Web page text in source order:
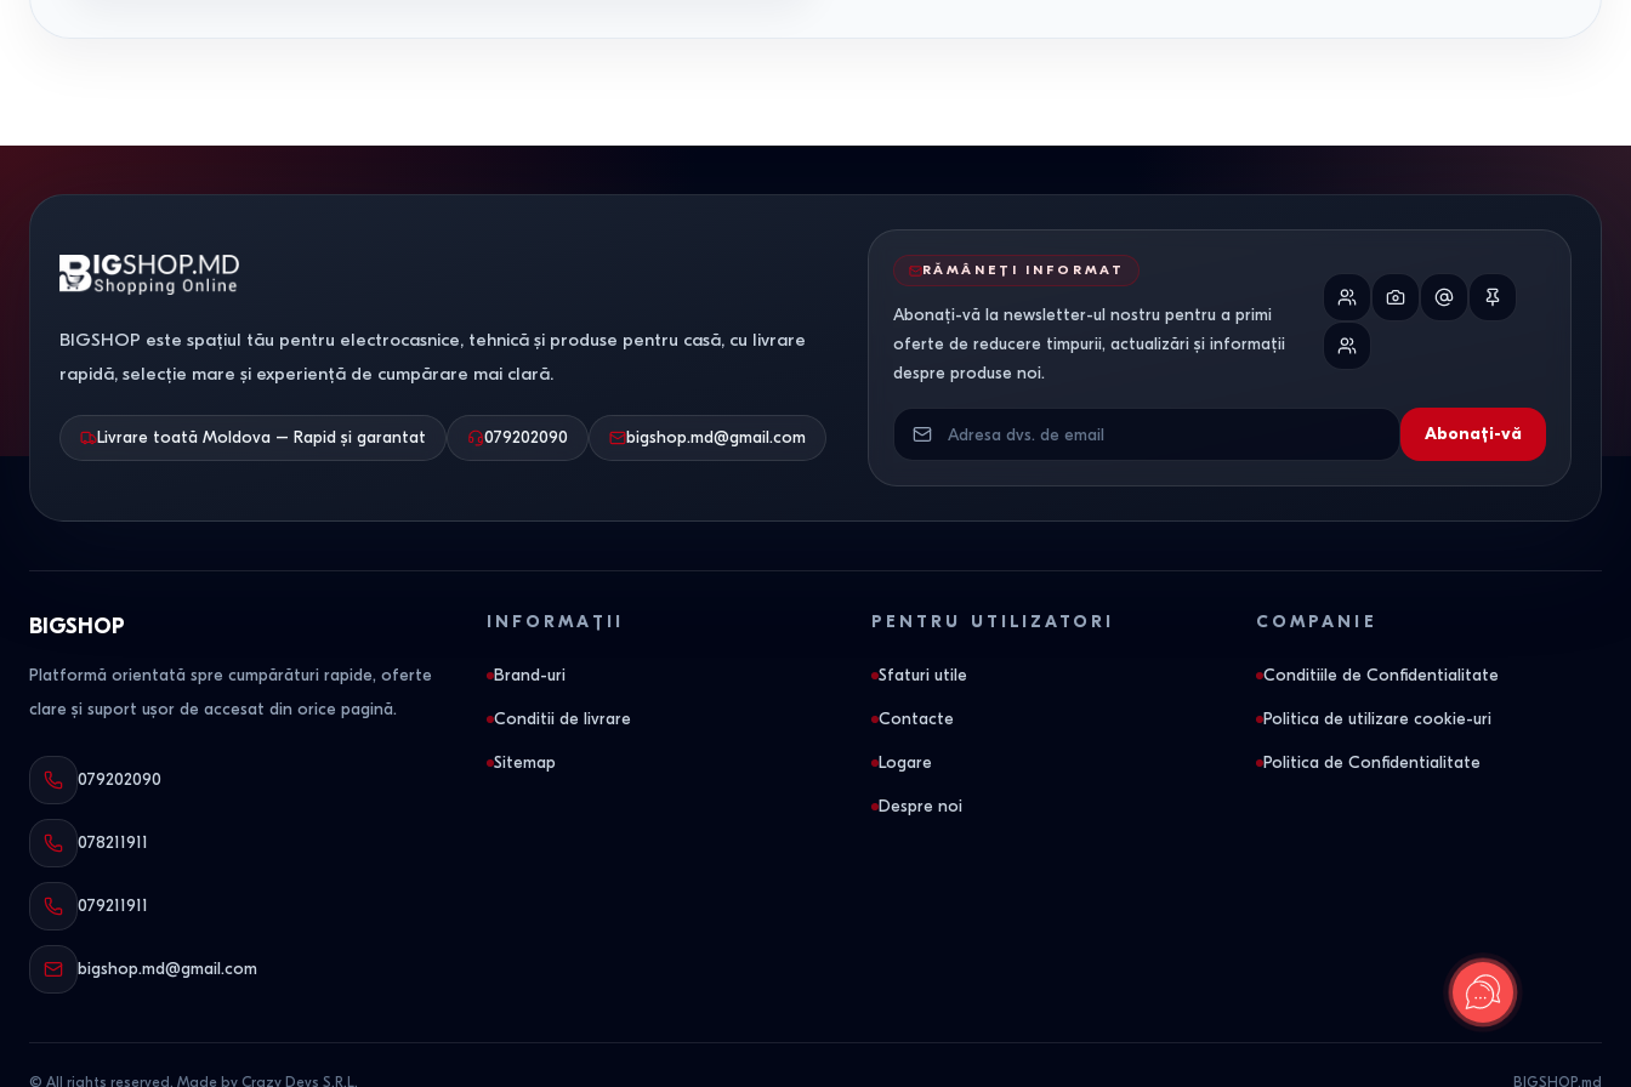
BIGSHOP este spațiul tău pentru electrocasnice, tehnică și produse pentru casă, cu livrare
rapidă, selecție mare și experiență de cumpărare mai clară.
Livrare toată Moldova – Rapid și garantat 079202090 bigshop.md@gmail.com
RĂMÂNEȚI INFORMAT
Abonați-vă la newsletter-ul nostru pentru a primi
oferte de reducere timpurii, actualizări și informații
despre produse noi.
Abonați-vă
BIGSHOP
Platformă orientată spre cumpărături rapide, oferte
clare și suport ușor de accesat din orice pagină.
079202090
078211911
079211911
bigshop.md@gmail.com
INFORMAȚII
Brand-uri
Conditii de livrare
Sitemap
PENTRU UTILIZATORI
Sfaturi utile
Contacte
Logare
Despre noi
COMPANIE
Conditiile de Confidentialitate
Politica de utilizare cookie-uri
Politica de Confidentialitate
© All rights reserved. Made by Crazy Devs S.R.L. BIGSHOP.md